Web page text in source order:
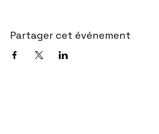
Partager cet événement